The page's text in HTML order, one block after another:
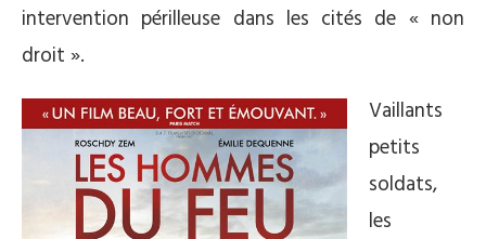
intervention périlleuse dans les cités de « non
droit ».
Vaillants
petits
soldats,
les